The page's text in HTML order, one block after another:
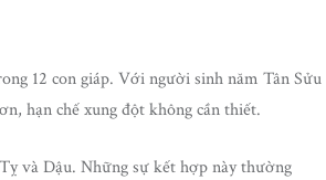
12 con giáp. Với người sinh năm Tân Sửu
hạn chế xung đột không cần thiết.
và Dậu. Những sự kết hợp này thường